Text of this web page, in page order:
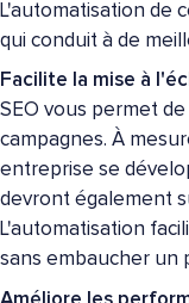
L'automatisation de
qui conduit à de
Facilite la mise à
SEO vous permet
campagnes. À
entreprise se
devront également
L'automatisation
sans embaucher un